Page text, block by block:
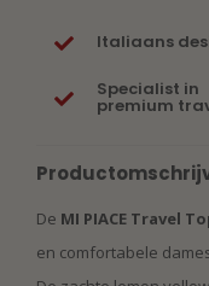
Italiaans
Specialist in
premium
De MI PIACE Travel
en comfortabele